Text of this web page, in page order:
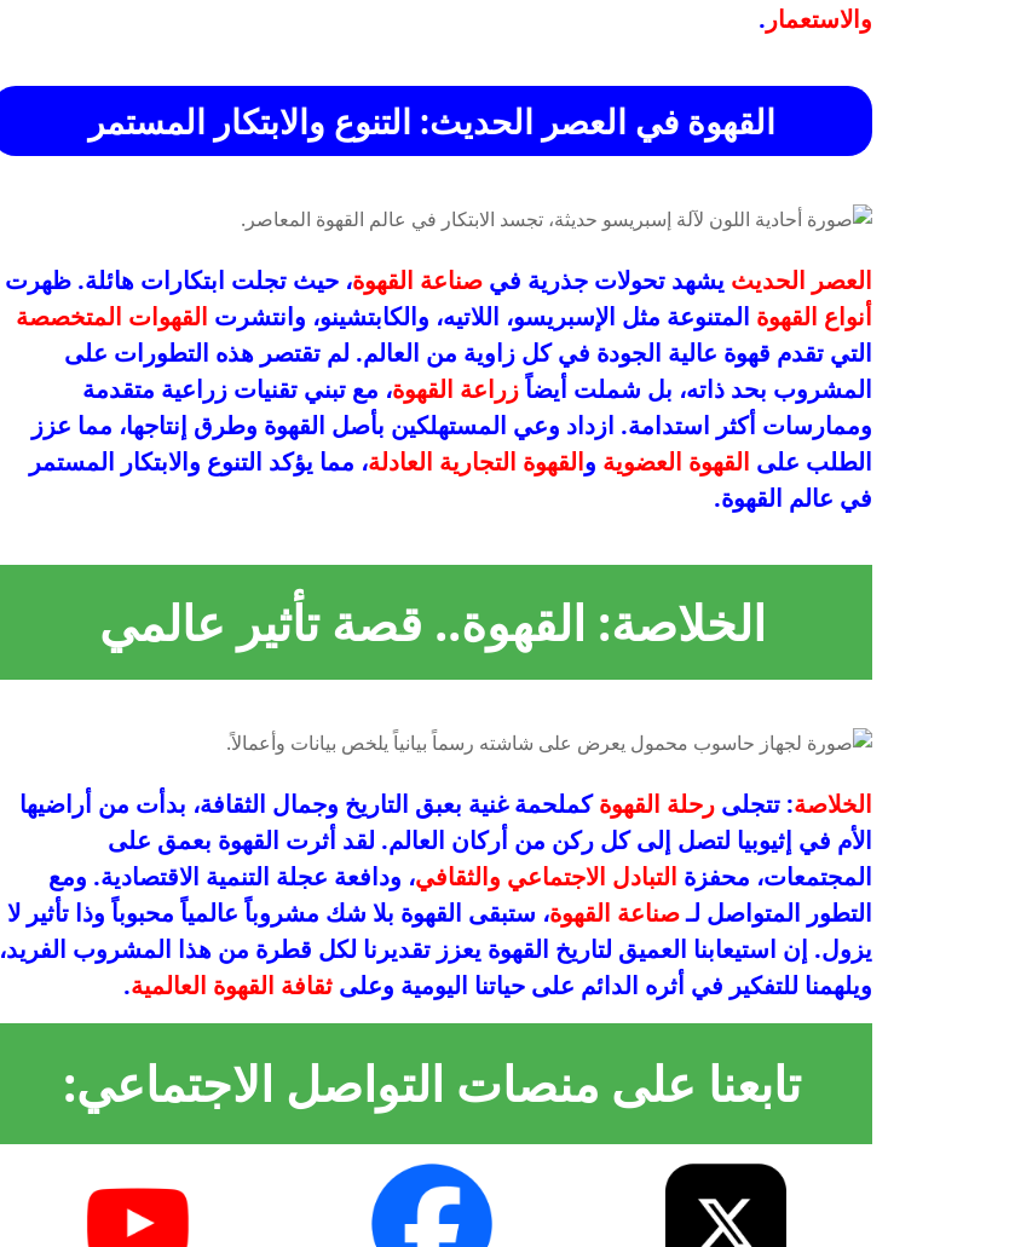
والاستعمار .
القهوة في العصر الحديث: التنوع والابتكار المستمر
العصر الحديث يشهد تحولات جذرية في صناعة القهوة، حيث تجلت ابتكارات هائلة. ظهرت
أنواع القهوة المتنوعة مثل الإسبريسو، اللاتيه، والكابتشينو، وانتشرت القهوات المتخصصة
التي تقدم قهوة عالية الجودة في كل زاوية من العالم. لم تقتصر هذه التطورات على
المشروب بحد ذاته، بل شملت أيضاًزراعة القهوة، مع تبني تقنيات زراعية متقدمة
وممارسات أكثر استدامة. ازداد وعي المستهلكين بأصل القهوة وطرق إنتاجها، مما عزز
الطلب على القهوة العضوية والقهوة التجارية العادلة، مما يؤكد التنوع والابتكار المستمر
في عالم القهوة.
الخلاصة: القهوة.. قصة تأثير عالمي
الخلاصة: تتجلى رحلة القهوةكملحمة غنية بعبق التاريخ وجمال الثقافة، بدأت من أراضيها
الأم في إثيوبيا لتصل إلى كل ركن من أركان العالم. لقد أثرت القهوة بعمق على
المجتمعات، محفزة التبادل الاجتماعي والثقافي، ودافعة عجلة التنمية الاقتصادية. ومع
التطور المتواصل لـصناعة القهوة، ستبقى القهوة بلا شك مشروباً عالمياً محبوباً وذا تأثير لا
يزول. إن استيعابنا العميق لتاريخ القهوة يعزز تقديرنا لكل قطرة من هذا المشروب الفريد،
ويلهمنا للتفكير في أثره الدائم على حياتنا اليومية وعلى ثقافة القهوة العالمية.
تابعنا على منصات التواصل الاجتماعي: